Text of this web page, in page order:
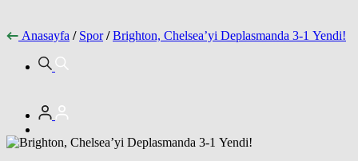
Anasayfa / Spor / Brighton, Chelsea’yi Deplasmanda 3-1 Yendi!